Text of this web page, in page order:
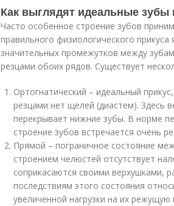
Как выглядят идеальные зубы
Часто особенное строение зубов
правильного физиологического
значительных промежутков между
резцами обоих рядов. Существует
Ортогнатический – идеальный
резцами нет щелей (диастем). Здесь
перекрывает нижние зубы. В норме
строение зубов встречается очень
Прямой – пограничное состояние
строением челюстей отсутствует
соприкасаются своими верхушками,
последствиям этого состояния
увеличенной нагрузки на их режущую